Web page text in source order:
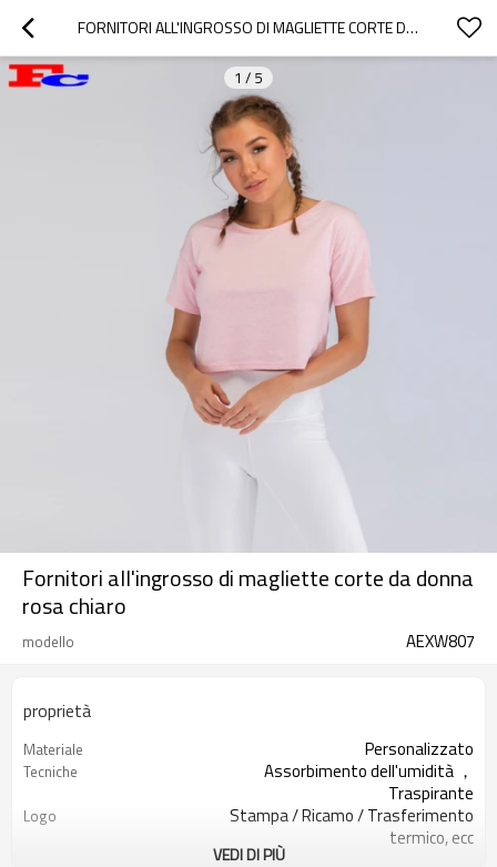
FORNITORI ALL'INGROSSO DI MAGLIETTE CORTE DA DONNA ROSA CHIARO
1 / 5
Fornitori all'ingrosso di magliette corte da donna
rosa chiaro
modello AEXW807
proprietà
Materiale Personalizzato
Tecniche
Assorbimento dell'umidità ，
Traspirante
Logo
Stampa / Ricamo / Trasferimento
termico, ecc
VEDI DI PIÙ